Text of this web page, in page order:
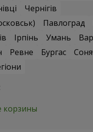
Чернігів
Павлоград
Ірпінь Умань
Ревне Бургас
корзины